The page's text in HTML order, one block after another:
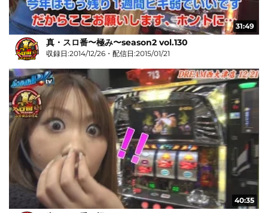
31:49
真・スロ番〜極み〜season2 vol.130
収録日:2014/12/26・配信日:2015/01/21
40:35